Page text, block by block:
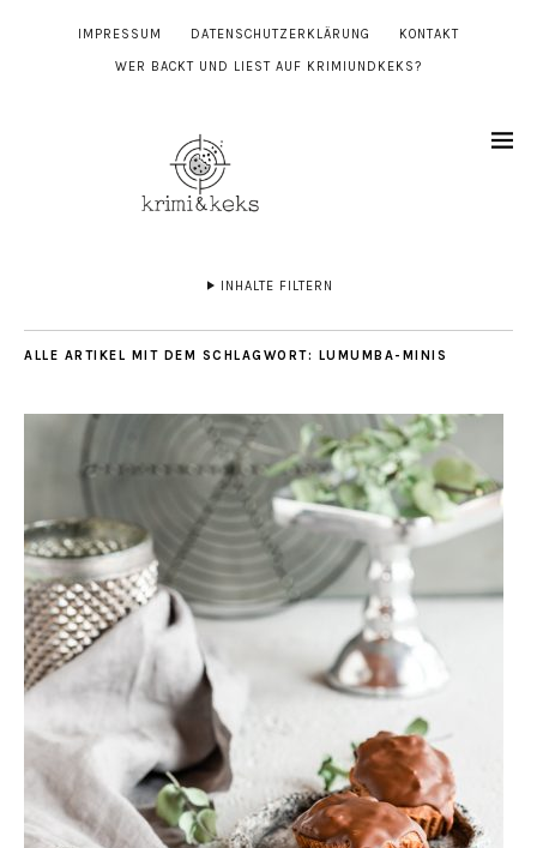
IMPRESSUM DATENSCHUTZERKLÄRUNG KONTAKT
WER BACKT UND LIEST AUF KRIMIUNDKEKS?
INHALTE FILTERN
ALLE ARTIKEL MIT DEM SCHLAGWORT: LUMUMBA-MINIS